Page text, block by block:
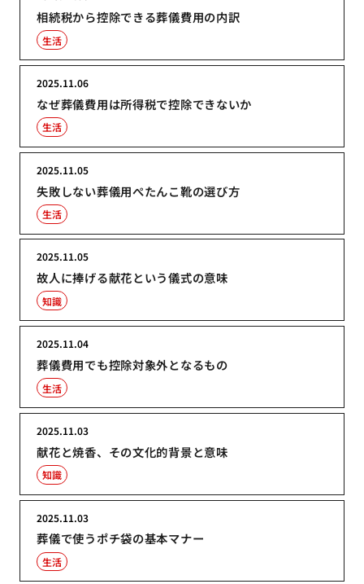
相続税から控除できる葬儀費用の内訳
生活
なぜ葬儀費用は所得税で控除できないか
2025.11.06
生活
失敗しない葬儀用ぺたんこ靴の選び方
2025.11.05
生活
故人に捧げる献花という儀式の意味
2025.11.05
知識
葬儀費用でも控除対象外となるもの
2025.11.04
生活
献花と焼香、その文化的背景と意味
2025.11.03
知識
葬儀で使うポチ袋の基本マナー
2025.11.03
生活